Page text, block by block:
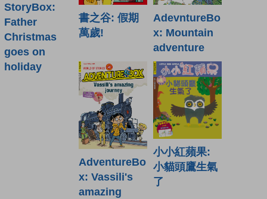
StoryBox:
Father
Christmas
goes on
holiday
書之谷: 假期
萬歲!
AdevntureBo
x: Mountain
adventure
AdventureBo
x: Vassili's
amazing
小小紅蘋果:
小貓頭鷹生氣
了